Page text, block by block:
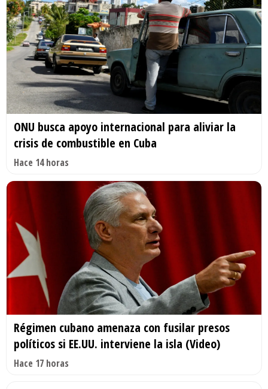
ONU busca apoyo internacional para aliviar la
crisis de combustible en Cuba
Hace 14 horas
Régimen cubano amenaza con fusilar presos
políticos si EE.UU. interviene la isla (Video)
Hace 17 horas